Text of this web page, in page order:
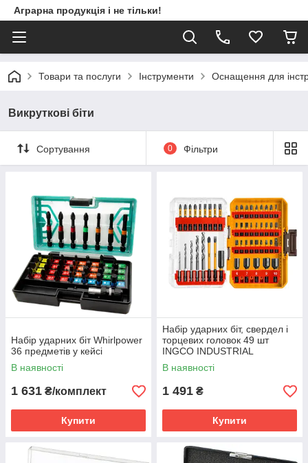
Аграрна продукція і не тільки!
Товари та послуги Інструменти Оснащення для
Викруткові біти
Сортування 0 Фільтри
Набір ударних біт Whirlpower
36 предметів у кейсі
В наявності
1 631 ₴/комплект
Купити
Набір ударних біт, свердел і
торцевих головок 49 шт
INGCO INDUSTRIAL
В наявності
1 491 ₴
Купити